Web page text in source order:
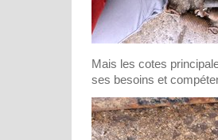
Mais les cotes
ses besoins et